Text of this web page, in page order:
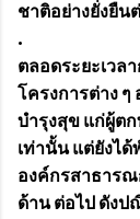
ชาติอย่างยั่งยืน
.
ตลอดระยะเวล
โครงการต่าง ๆ
บำรุงสุข แก่ผู้ต
เท่านั้น แต่ยังไ
องค์กรสาธาร
ด้าน ต่อไป ดังป